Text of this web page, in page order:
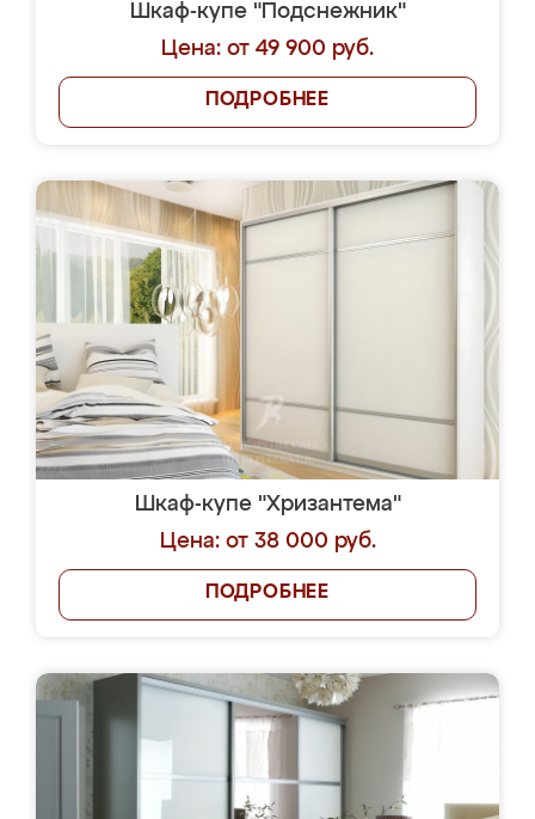
Шкаф-купе "Подснежник"
Цена: от 49 900 руб.
ПОДРОБНЕЕ
Шкаф-купе "Хризантема"
Цена: от 38 000 руб.
ПОДРОБНЕЕ